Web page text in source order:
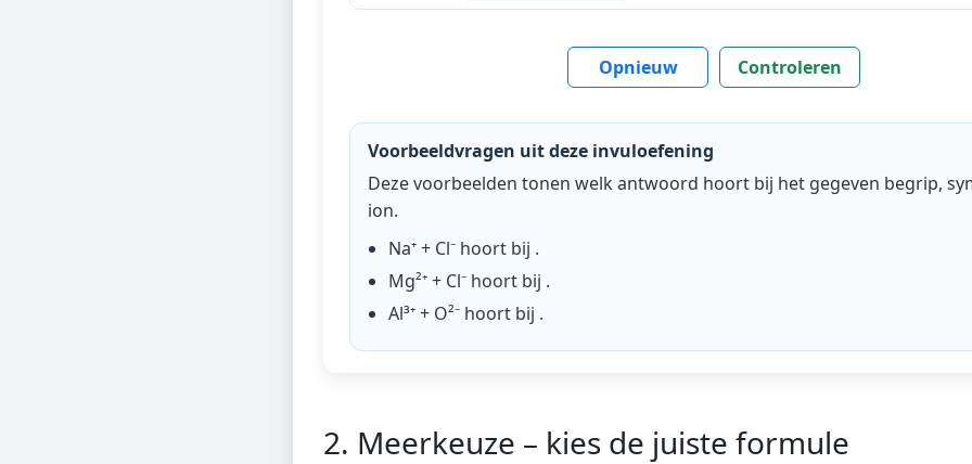
Opnieuw Controleren
Voorbeeldvragen uit deze invuloefening
Deze voorbeelden tonen welk antwoord hoort bij het gegeven begrip,
ion.
Na⁺ + Cl⁻ hoort bij .
Mg²⁺ + Cl⁻ hoort bij .
Al³⁺ + O²⁻ hoort bij .
2. Meerkeuze – kies de juiste formule